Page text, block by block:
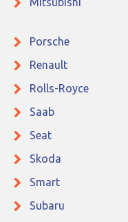
Porsche
Renault
Rolls-Royce
Saab
Seat
Skoda
Smart
Subaru